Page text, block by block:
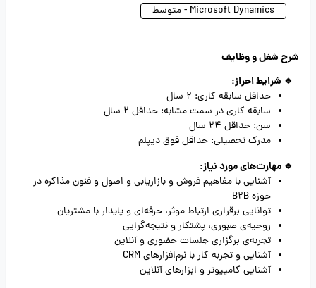
Microsoft Dynamics - متوسط
شرح شغل و وظایف
🔹 شرایط احراز:
حداقل سابقه کاری: 2 سال
سابقه کاری در سمت مشابه: حداقل 2 سال
سن: حداقل 24 سال
مدرک تحصیلی: حداقل فوق دیپلم
🔹 مهارت‌های مورد نیاز:
آشنایی با مفاهیم فروش و بازاریابی و اصول و فنون مذاکره در
حوزه B2B
توانایی برقراری ارتباط موثر، حرفه‌ای و پایدار با مشتریان
روحیه‌ی صبوری، پشتکار و نتیجه‌گرایی
تجربه‌ی برگزاری جلسات حضوری و آنلاین
آشنایی و تجربه کار با نرم‌افزارهای CRM
آشنایی کامپیوتر و ابزارهای آنلاین